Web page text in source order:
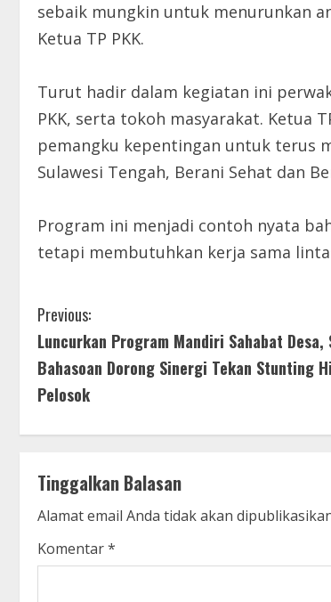
sebaik mungkin untuk menurunkan
Ketua TP PKK.
Turut hadir dalam kegiatan ini
PKK, serta tokoh masyarakat. Ketua
pemangku kepentingan untuk terus
Sulawesi Tengah, Berani Sehat dan
Program ini menjadi contoh nyata
tetapi membutuhkan kerja sama
C
o
n
t
i
n
u
e
Previous:
Luncurkan Program Mandiri Sahabat Desa,
Bahasoan Dorong Sinergi Tekan Stunting
Pelosok
Tinggalkan Balasan
Alamat email Anda tidak akan
Komentar*